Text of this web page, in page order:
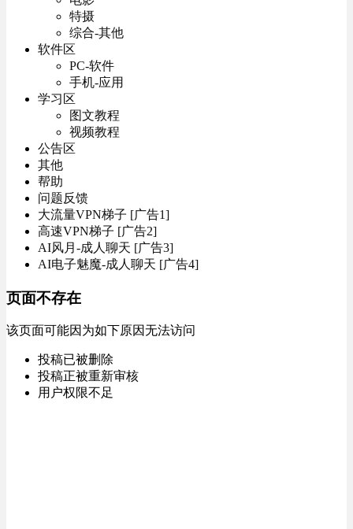
特摄
综合-其他
软件区
PC-软件
手机-应用
学习区
图文教程
视频教程
公告区
其他
帮助
问题反馈
大流量VPN梯子 [广告1]
高速VPN梯子 [广告2]
AI风月-成人聊天 [广告3]
AI电子魅魔-成人聊天 [广告4]
页面不存在
该页面可能因为如下原因无法访问
投稿已被删除
投稿正被重新审核
用户权限不足